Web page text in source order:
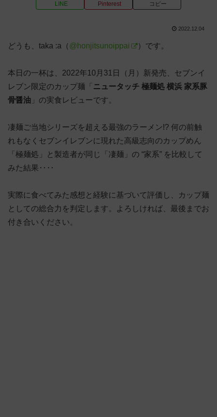
LINE Pinterest コピー
2022.12.04
どうも、taka :a（ @honjitsunoippai ）です。
本日の一杯は、2022年10月31日（月）新発売、セブンイ
レブン限定のカップ麺「 ニュータッチ 極麺処 横浜 家系豚
骨醤油 」の実食レビューです。
凄麺ご当地シリーズを超える最強のラーメン!? 何の前触
れもなくセブンイレブンに現れた高級志向のカップめん
「極麺処」と製造者が同じ「凄麺」の “家系” を比較して
みた結果‥‥
実際に食べてみた感想と経験に基づいて評価し、カップ麺
としての総合力を判定します。よろしければ、最後までお
付き合いください。